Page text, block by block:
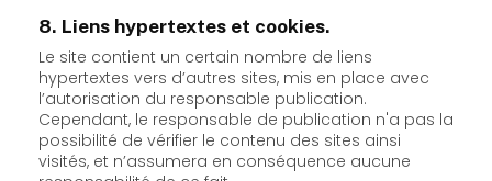
8. Liens hypertextes et cookies.
Le site contient un certain nombre de liens
hypertextes vers d’autres sites, mis en place avec
l’autorisation du responsable publication.
Cependant, le responsable de publication n'a pas la
possibilité de vérifier le contenu des sites ainsi
visités, et n’assumera en conséquence aucune